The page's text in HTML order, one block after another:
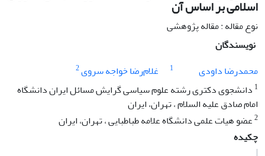
اسلامی بر اساس آن
نوع مقاله : مقاله پژوهشی
نویسندگان
محمدرضا داودی
1 غلام‌رضا خواجه سروی2
1 دانشجوی دکتری رشته علوم سیاسی گرایش مسائل ایران دانشگاه
امام صادق علیه السلام ، تهران، ایران
2عضو هیات علمی دانشگاه علامه طباطبایی ، تهران، ایران
چکیده